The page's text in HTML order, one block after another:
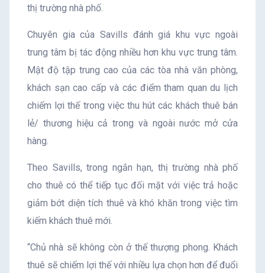
thị trường nhà phố.
Chuyên gia của Savills đánh giá khu vực ngoài
trung tâm bị tác động nhiều hơn khu vực trung tâm.
Mật độ tập trung cao của các tòa nhà văn phòng,
khách sạn cao cấp và các điểm tham quan du lịch
chiếm lợi thế trong việc thu hút các khách thuê bán
lẻ/ thương hiệu cả trong và ngoài nước mở cửa
hàng.
Theo Savills, trong ngắn hạn, thị trường nhà phố
cho thuê có thể tiếp tục đối mặt với việc trả hoặc
giảm bớt diện tích thuê và khó khăn trong việc tìm
kiếm khách thuê mới.
“Chủ nhà sẽ không còn ở thế thượng phong. Khách
thuê sẽ chiếm lợi thế với nhiều lựa chọn hơn để đuổi